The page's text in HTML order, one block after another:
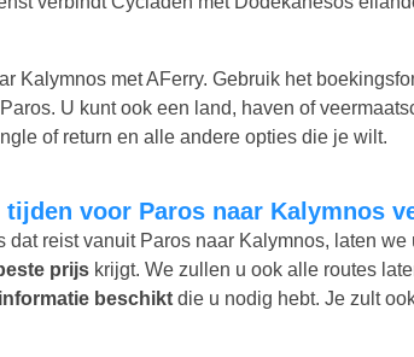
Kalymnos met AFerry. Gebruik het
U kunt ook een land, haven of
of return en alle andere opties die je wilt.
tijden voor Paros naar Kalymnos
dat reist vanuit Paros naar Kalymnos, laten
prijs krijgt. We zullen u ook alle routes
beschikt die u nodig hebt. Je zult